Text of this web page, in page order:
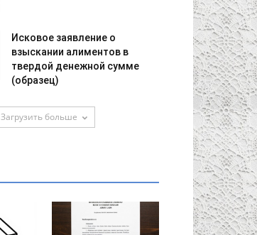
Исковое заявление о
взыскании алиментов в
твердой денежной сумме
(образец)
Загрузить больше